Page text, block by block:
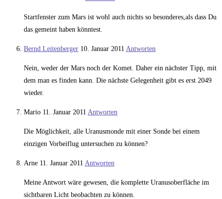
Startfenster zum Mars ist wohl auch nichts so besonderes,als dass Du
das gemeint haben könntest.
Bernd Leitenberger 10. Januar 2011 Antworten
Nein, weder der Mars noch der Komet. Daher ein nächster Tipp, mit
dem man es finden kann. Die nächste Gelegenheit gibt es erst 2049
wieder.
Mario 11. Januar 2011 Antworten
Die Möglichkeit, alle Uranusmonde mit einer Sonde bei einem
einzigen Vorbeiflug untersuchen zu können?
Arne 11. Januar 2011 Antworten
Meine Antwort wäre gewesen, die komplette Uranusoberfläche im
sichtbaren Licht beobachten zu können.